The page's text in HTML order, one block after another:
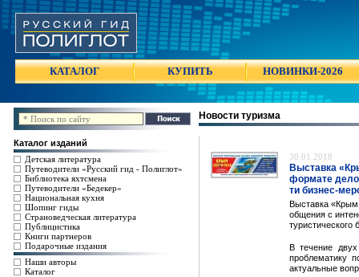
КАТАЛОГ КУПИТЬ НОВИНКИ-2026
Каталог изданий
Детская литература
Путеводители «Русский гид - Полиглот»
Библиотека яхтсмена
Путеводители «Бедекер»
Национальная кухня
Шопинг гиды
Страноведческая литература
Публицистика
Книги партнеров
Подарочные издания
Наши авторы
Каталог
Новости туризма
30.01.2018
Выставка
формате
ти бизнес-
Выставка
общения с
туристического
В течение
проблематику
актуальные